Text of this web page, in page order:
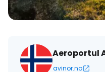
Aeroportul
avinor.no